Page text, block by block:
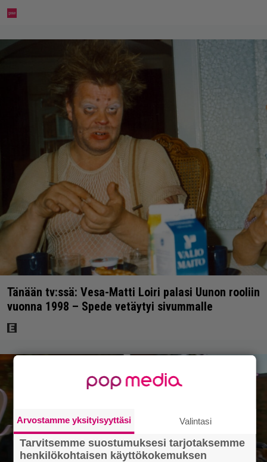
Tänään tv:ssä: Vesa-Matti Loiri palasi Uunon rooliin
vuonna 1998 – Spede vetäytyi sivummalle
Arvostamme yksityisyyttäsi Valintasi
Tarvitsemme suostumuksesi tarjotaksemme
henkilökohtaisen käyttökokemuksen